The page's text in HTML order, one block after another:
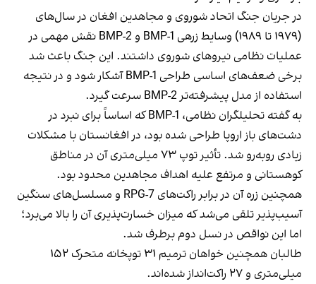
در جریان جنگ اتحاد شوروی و مجاهدین افغان در سال‌های
(۱۹۷۹ تا ۱۹۸۹) وسایط زرهی BMP-1 و BMP-2 نقش مهمی در
عملیات نظامی نیروهای شوروی داشتند. این جنگ باعث شد
برخی ضعف‌های اساسی طراحی BMP-1 آشکار شود و در نتیجه
استفاده از مدل پیشرفته‌تر BMP-2 سرعت گیرد.
به گفته تحلیلگران نظامی، BMP-1 که اساساً برای نبرد در
دشت‌های باز اروپا طراحی شده بود، در افغانستان با مشکلات
زیادی روبه‌رو شد. تأثیر توپ ۷۳ میلی‌متری آن در مناطق
کوهستانی و مرتفع علیه اهداف مجاهدین محدود بود.
همچنین زره آن در برابر راکت‌های RPG-7 و مسلسل‌های سنگین
آسیب‌پذیر تلقی می‌شد که میزان خسارت‌پذیری آن را بالا می‌برد؛
اما این نواقص در نسل دوم برطرف شد.
طالبان همچنین خواهان ترمیم ۳۱ توپخانه متحرک ۱۵۲
میلی‌متری و ۲۷ راکت‌انداز شده‌اند.